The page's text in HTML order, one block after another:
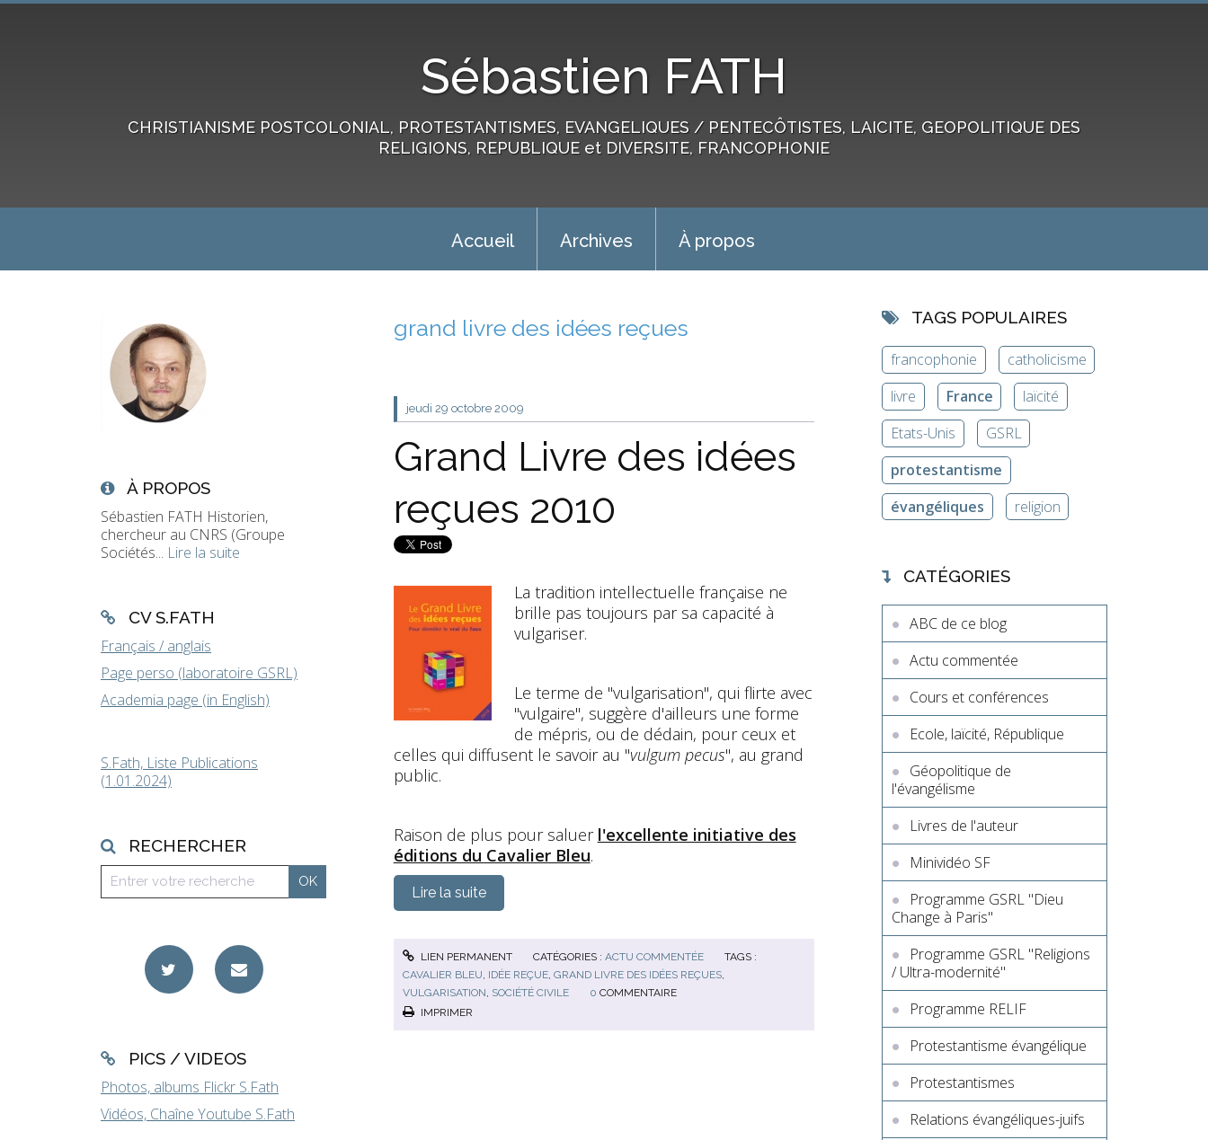
Sébastien FATH
CHRISTIANISME POSTCOLONIAL, PROTESTANTISMES, EVANGELIQUES / PENTECÔTISTES, LAICITE, GEOPOLITIQUE DES
RELIGIONS, REPUBLIQUE et DIVERSITE, FRANCOPHONIE
Accueil Archives À propos
À PROPOS
Sébastien FATH Historien,
chercheur au CNRS (Groupe
Sociétés... Lire la suite
CV S.FATH
Français / anglais
Page perso (laboratoire GSRL)
Academia page (in English)
S.Fath, Liste Publications
(1.01.2024)
RECHERCHER
PICS / VIDEOS
Photos, albums Flickr S.Fath
Vidéos, Chaîne Youtube S.Fath
grand livre des idées reçues
jeudi 29 octobre 2009
Grand Livre des idées
reçues 2010
La tradition intellectuelle française ne
brille pas toujours par sa capacité à
vulgariser.
Le terme de "vulgarisation", qui flirte avec
"vulgaire", suggère d'ailleurs une forme
de mépris, ou de dédain, pour ceux et
celles qui diffusent le savoir au "vulgum pecus", au grand
public.
Raison de plus pour saluer l'excellente initiative des
éditions du Cavalier Bleu.
Lire la suite
LIEN PERMANENT CATÉGORIES :ACTU COMMENTÉE
TAGS :
CAVALIER BLEU, IDÉE REÇUE, GRAND LIVRE DES IDÉES REÇUES,
VULGARISATION, SOCIÉTÉ CIVILE 0 COMMENTAIRE
IMPRIMER
TAGS POPULAIRES
francophonie
catholicisme
livre
France
laïcité
Etats-Unis
GSRL
protestantisme
évangéliques
religion
CATÉGORIES
ABC de ce blog
Actu commentée
Cours et conférences
Ecole, laïcité, République
Géopolitique de
l'évangélisme
Livres de l'auteur
Minividéo SF
Programme GSRL "Dieu
Change à Paris"
Programme GSRL "Religions
/ Ultra-modernité"
Programme RELIF
Protestantisme évangélique
Protestantismes
Relations évangéliques-juifs